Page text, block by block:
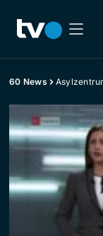
60 News